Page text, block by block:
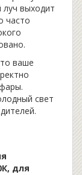
луч выходит
часто
ваше
свет
для